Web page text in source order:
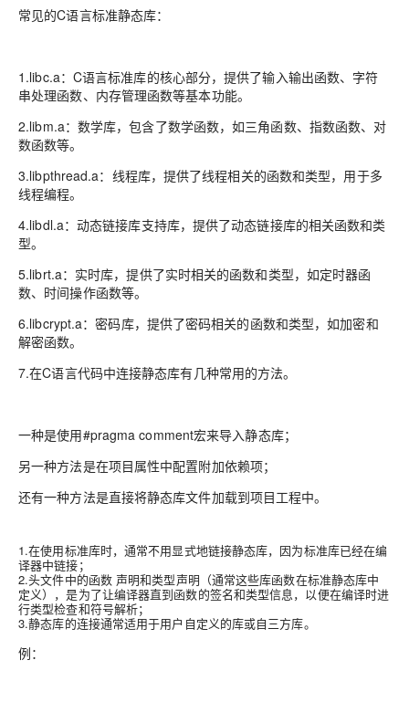
常见的C语言标准静态库：
1.libc.a：C语言标准库的核心部分，提供了输入输出函数、字符
串处理函数、内存管理函数等基本功能。
2.libm.a：数学库，包含了数学函数，如三角函数、指数函数、对
数函数等。
3.libpthread.a：线程库，提供了线程相关的函数和类型，用于多
线程编程。
4.libdl.a：动态链接库支持库，提供了动态链接库的相关函数和类
型。
5.librt.a：实时库，提供了实时相关的函数和类型，如定时器函
数、时间操作函数等。
6.libcrypt.a：密码库，提供了密码相关的函数和类型，如加密和
解密函数。
7.在C语言代码中连接静态库有几种常用的方法。
一种是使用#pragma comment宏来导入静态库；
另一种方法是在项目属性中配置附加依赖项；
还有一种方法是直接将静态库文件加载到项目工程中。
1.在使用标准库时，通常不用显式地链接静态库，因为标准库已经在编
译器中链接；
2.头文件中的函数 声明和类型声明（通常这些库函数在标准静态库中
定义），是为了让编译器直到函数的签名和类型信息，以便在编译时进
行类型检查和符号解析；
3.静态库的连接通常适用于用户自定义的库或自三方库。
例：